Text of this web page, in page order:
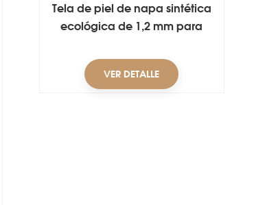
Tela de piel de napa sintética
ecológica de 1,2 mm para
VER DETALLE